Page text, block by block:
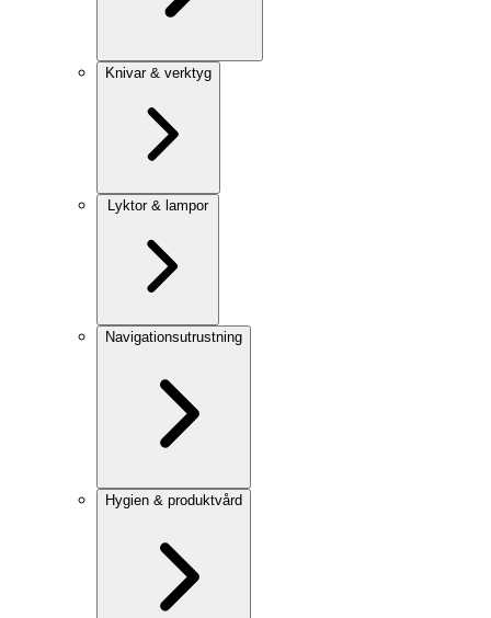
Knivar & verktyg
Lyktor & lampor
Navigationsutrustning
Hygien & produktvård